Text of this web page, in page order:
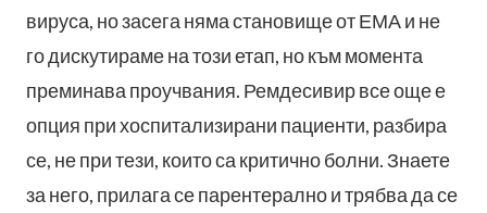
вируса, но засега няма становище от ЕМА и не
го дискутираме на този етап, но към момента
преминава проучвания. Ремдесивир все още е
опция при хоспитализирани пациенти, разбира
се, не при тези, които са критично болни. Знаете
за него, прилага се парентерално и трябва да се